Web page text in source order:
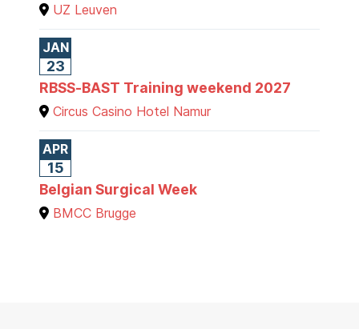
UZ Leuven
JAN
23
RBSS-BAST Training weekend 2027
Circus Casino Hotel Namur
APR
15
Belgian Surgical Week
BMCC Brugge